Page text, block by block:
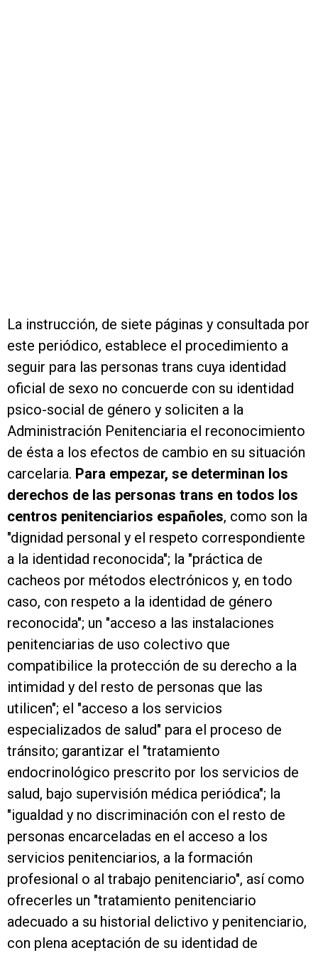
La instrucción, de siete páginas y consultada por
este periódico, establece el procedimiento a
seguir para las personas trans cuya identidad
oficial de sexo no concuerde con su identidad
psico-social de género y soliciten a la
Administración Penitenciaria el reconocimiento
de ésta a los efectos de cambio en su situación
carcelaria. Para empezar, se determinan los
derechos de las personas trans en todos los
centros penitenciarios españoles, como son la
"dignidad personal y el respeto correspondiente
a la identidad reconocida"; la "práctica de
cacheos por métodos electrónicos y, en todo
caso, con respeto a la identidad de género
reconocida"; un "acceso a las instalaciones
penitenciarias de uso colectivo que
compatibilice la protección de su derecho a la
intimidad y del resto de personas que las
utilicen"; el "acceso a los servicios
especializados de salud" para el proceso de
tránsito; garantizar el "tratamiento
endocrinológico prescrito por los servicios de
salud, bajo supervisión médica periódica"; la
"igualdad y no discriminación con el resto de
personas encarceladas en el acceso a los
servicios penitenciarios, a la formación
profesional o al trabajo penitenciario", así como
ofrecerles un "tratamiento penitenciario
adecuado a su historial delictivo y penitenciario,
con plena aceptación de su identidad de